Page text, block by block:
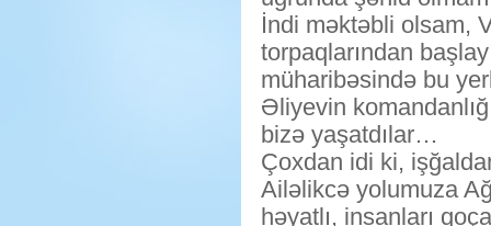
İndi məktəbli olsam,
torpaqlarından
müharibəsində bu
Əliyevin
bizə yaşatdılar…
Çoxdan idi ki,
Ailəlikcə yolumuza
həyatlı, insanları